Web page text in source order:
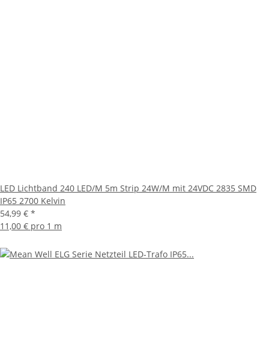
LED Lichtband 240 LED/M 5m Strip 24W/M mit 24VDC 2835 SMD
IP65 2700 Kelvin
54,99 € *
11,00 € pro 1 m